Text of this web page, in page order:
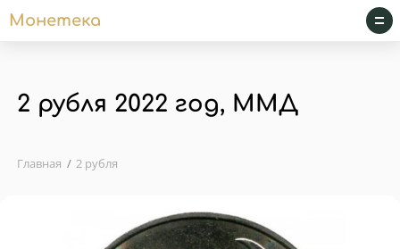
Монетека
2 рубля 2022 год, ММД
Главная 2 рубля